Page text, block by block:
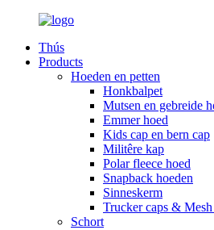
Thús
Products
Hoeden en petten
Honkbalpet
Mutsen en gebreide
Emmer hoed
Kids cap en bern cap
Militêre kap
Polar fleece hoed
Snapback hoeden
Sinneskerm
Trucker caps &
Schort